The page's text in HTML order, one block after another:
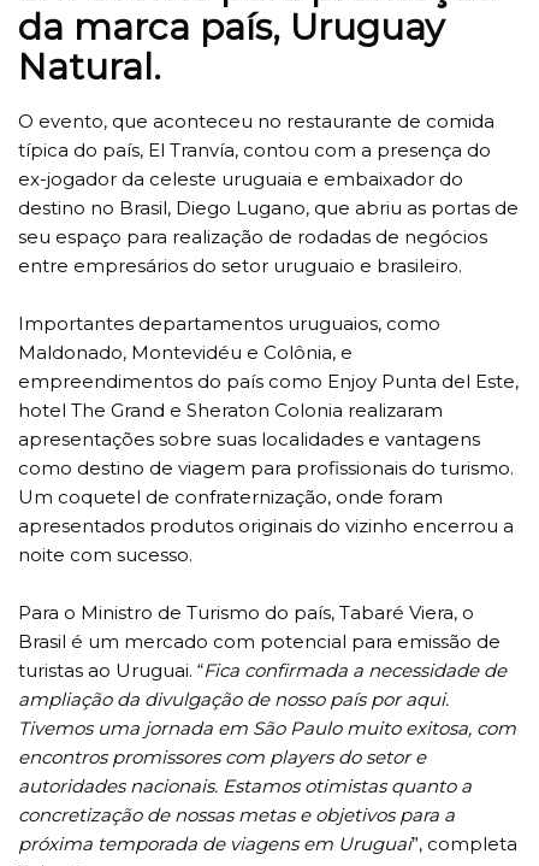
da marca país, Uruguay
Natural.
O evento, que aconteceu no restaurante de comida
típica do país, El Tranvía, contou com a presença do
ex-jogador da celeste uruguaia e embaixador do
destino no Brasil, Diego Lugano, que abriu as portas de
seu espaço para realização de rodadas de negócios
entre empresários do setor uruguaio e brasileiro.
Importantes departamentos uruguaios, como
Maldonado, Montevidéu e Colônia, e
empreendimentos do país como Enjoy Punta del Este,
hotel The Grand e Sheraton Colonia realizaram
apresentações sobre suas localidades e vantagens
como destino de viagem para profissionais do turismo.
Um coquetel de confraternização, onde foram
apresentados produtos originais do vizinho encerrou a
noite com sucesso.
Para o Ministro de Turismo do país, Tabaré Viera, o
Brasil é um mercado com potencial para emissão de
turistas ao Uruguai. “Fica confirmada a necessidade de
ampliação da divulgação de nosso país por aqui.
Tivemos uma jornada em São Paulo muito exitosa, com
encontros promissores com players do setor e
autoridades nacionais. Estamos otimistas quanto a
concretização de nossas metas e objetivos para a
próxima temporada de viagens em Uruguai”, completa